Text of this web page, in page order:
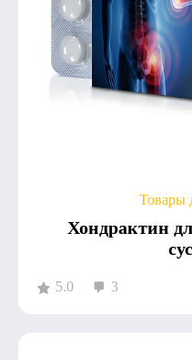
Товары
Хондрактин
5.0 3